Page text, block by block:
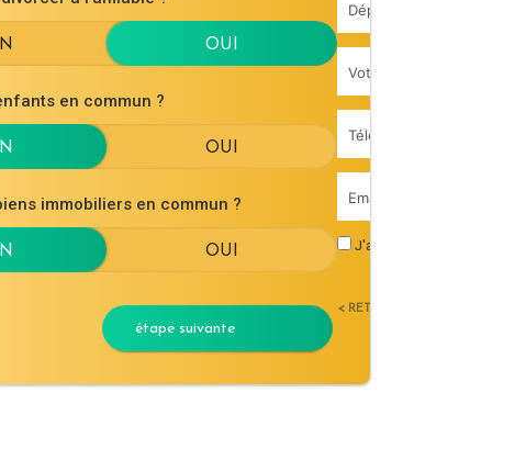
en commun ?
immobiliers en commun ?
étape suivante
J'accepte les
< RETOUR